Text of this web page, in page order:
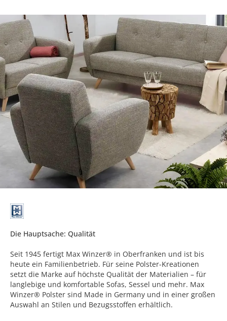
Die Hauptsache: Qualität
Seit 1945 fertigt Max Winzer® in Oberfranken und ist bis
heute ein Familienbetrieb. Für seine Polster-Kreationen
setzt die Marke auf höchste Qualität der Materialien – für
langlebige und komfortable Sofas, Sessel und mehr. Max
Winzer® Polster sind Made in Germany und in einer großen
Auswahl an Stilen und Bezugsstoffen erhältlich.